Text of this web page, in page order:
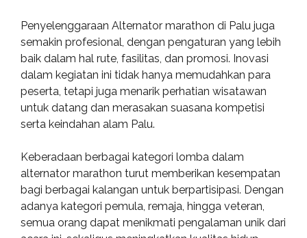
Penyelenggaraan Alternator marathon di Palu juga
semakin profesional, dengan pengaturan yang lebih
baik dalam hal rute, fasilitas, dan promosi. Inovasi
dalam kegiatan ini tidak hanya memudahkan para
peserta, tetapi juga menarik perhatian wisatawan
untuk datang dan merasakan suasana kompetisi
serta keindahan alam Palu.
Keberadaan berbagai kategori lomba dalam
alternator marathon turut memberikan kesempatan
bagi berbagai kalangan untuk berpartisipasi. Dengan
adanya kategori pemula, remaja, hingga veteran,
semua orang dapat menikmati pengalaman unik dari